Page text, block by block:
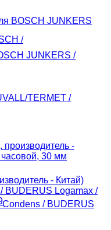
JUNKERS /
- Китай)
BUDERUS Logamax /